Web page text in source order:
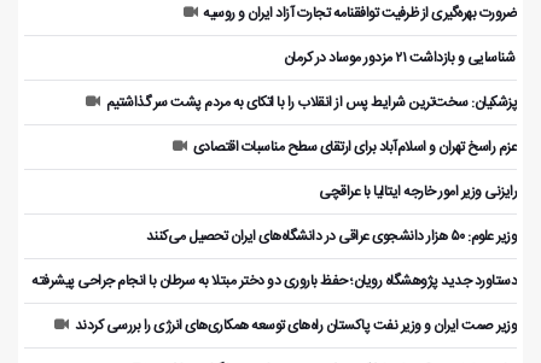
ضرورت بهره‌گیری از ظرفیت توافقنامه تجارت آزاد ایران و روسیه
️ شناسایی و بازداشت ۲۱ مزدور موساد در کرمان
پزشکیان: سخت‌ترین شرایط پس از انقلاب را با اتکای به مردم پشت سر گذاشتیم
عزم راسخ تهران و اسلام‌آباد برای ارتقای سطح مناسبات اقتصادی
رایزنی وزیر امور خارجه ایتالیا با عراقچی
وزیر علوم: ۵۰ هزار دانشجوی عراقی در دانشگاه‌های ایران تحصیل می‌کنند
دستاورد جدید پژوهشگاه رویان؛ حفظ باروری دو دختر مبتلا به سرطان با انجام جراحی پیشرفته
وزیر صمت ایران و وزیر نفت پاکستان راه‌های توسعه همکاری‌های انرژی را بررسی کردند